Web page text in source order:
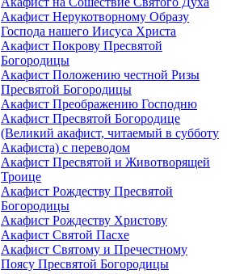
Акафист Нерукотворному Образу
Господа нашего Иисуса Христа
Акафист Покрову Пресвятой
Богородицы
Акафист Положению честной Ризы
Пресвятой Богородицы
Акафист Преображению Господню
Акафист Пресвятой Богородице
(Великий акафист, читаемый в субботу
Акафиста) с переводом
Акафист Пресвятой и Животворящей
Троице
Акафист Рождеству Пресвятой
Богородицы
Акафист Рождеству Христову
Акафист Святой Пасхе
Акафист Святому и Пречестному
Поясу Пресвятой Богородицы